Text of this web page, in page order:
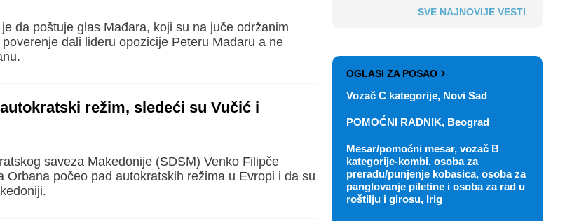
da poštuje glas Mađara, koji su na juče održanim
dali lideru opozicije Peteru Mađaru a ne
režim, sledeći su Vučić i
saveza Makedonije (SDSM) Venko Filipče
Orbana počeo pad autokratskih režima u Evropi i da su
SVE NAJNOVIJE VESTI
OGLASI ZA POSAO
Vozač C kategorije, Novi Sad
POMOĆNI RADNIK, Beograd
Mesar/pomoćni mesar, vozač B
kategorije-kombi, osoba za
preradu/punjenje kobasica, osoba za
panglovanje piletine i osoba za rad u
roštilju i girosu, Irig